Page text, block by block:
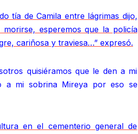
tía de Camila entre lágrimas dijo,
esperemos que la policía
cariñosa y traviesa…” expresó.
quisiéramos que le den a mi
a mi sobrina Mireya por eso se
en el cementerio general de